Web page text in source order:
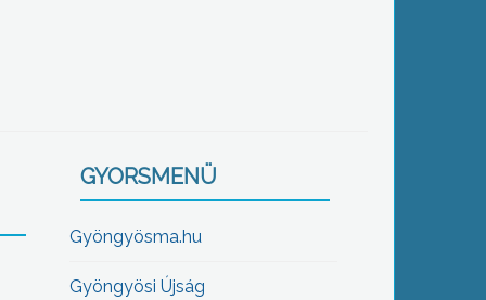
GYORSMENÜ
Gyöngyösma.hu
Gyöngyösi Újság